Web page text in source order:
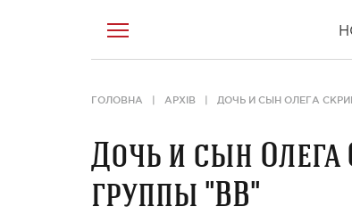
ГОЛОВНА АРХІВ ДОЧЬ И СЫН ОЛЕГА
Дочь и сын
группы "ВВ"